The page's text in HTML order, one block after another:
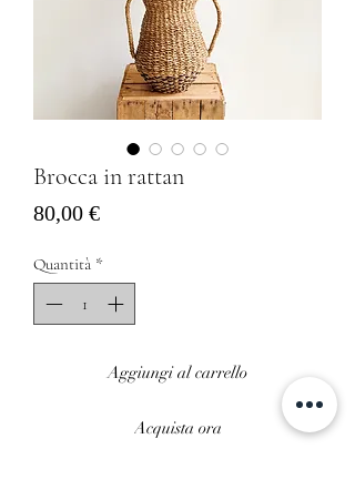
Brocca in rattan
80,00 €Prezzo
Quantità *
Aggiungi al carrello
Acquista ora